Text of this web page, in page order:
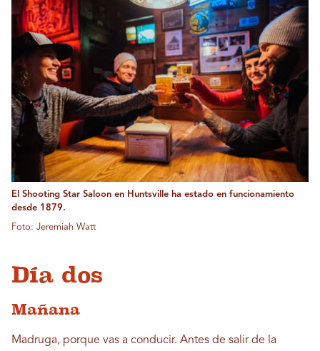
El Shooting Star Saloon en Huntsville ha estado en funcionamiento
desde 1879.
Foto: Jeremiah Watt
Día dos
Mañana
Madruga, porque vas a conducir. Antes de salir de la